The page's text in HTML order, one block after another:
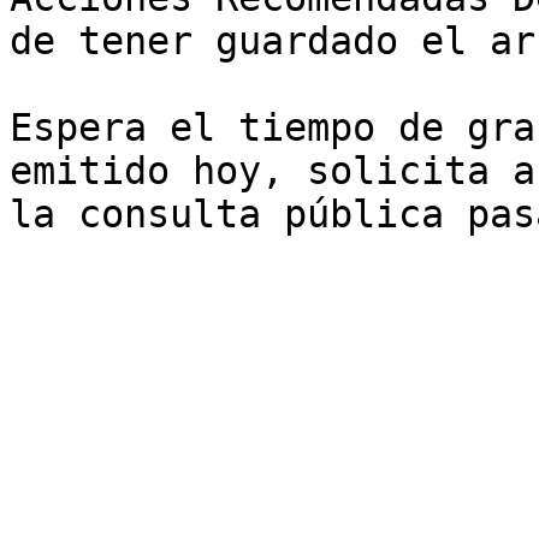
de tener guardado el
Espera el tiempo de
emitido hoy, solicita